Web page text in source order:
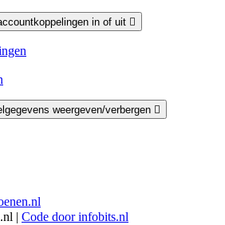
in of uit 
weergeven/verbergen 
| Code door infobits.nl